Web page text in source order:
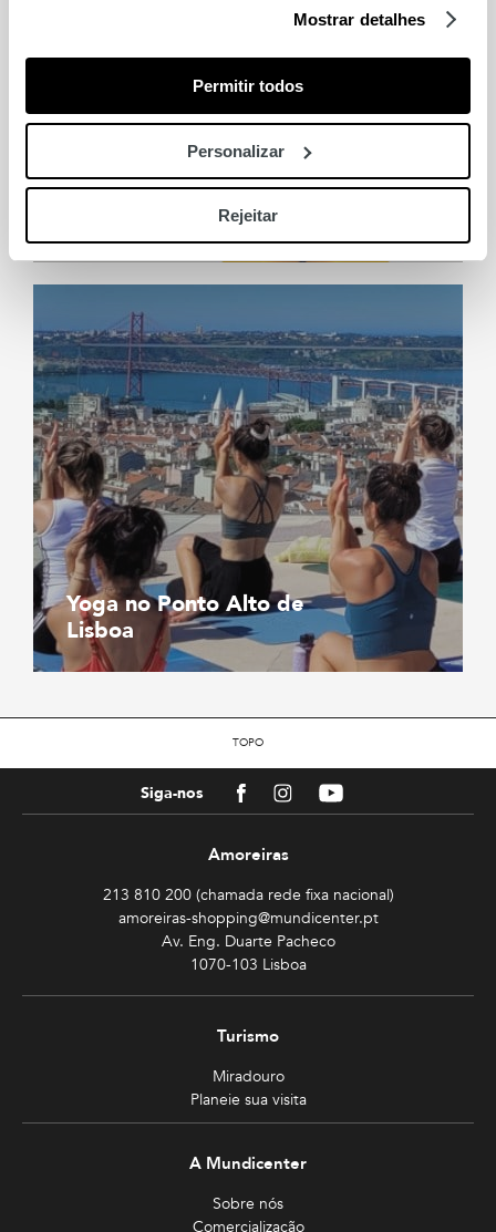
Mostrar detalhes
Permitir todos
Personalizar
Rejeitar
Make & Take Troféu
Yoga no Ponto Alto de
Lisboa
TOPO
Siga-nos FacebookInstagramYoutube
Amoreiras
213 810 200 (chamada rede fixa nacional)
amoreiras-shopping@mundicenter.pt
Av. Eng. Duarte Pacheco
1070-103 Lisboa
Turismo
Miradouro
Planeie sua visita
A Mundicenter
Sobre nós
Comercialização